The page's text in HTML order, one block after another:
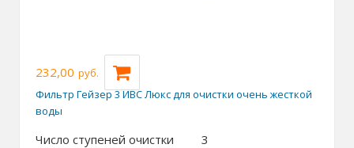
232,00 руб.
Фильтр Гейзер 3 ИВС Люкс для очистки очень жесткой
воды
Число ступеней очистки
3